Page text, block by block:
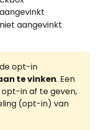
aangevinkt
opt-in
te vinken. Een
in af te geven,
(opt-in) van